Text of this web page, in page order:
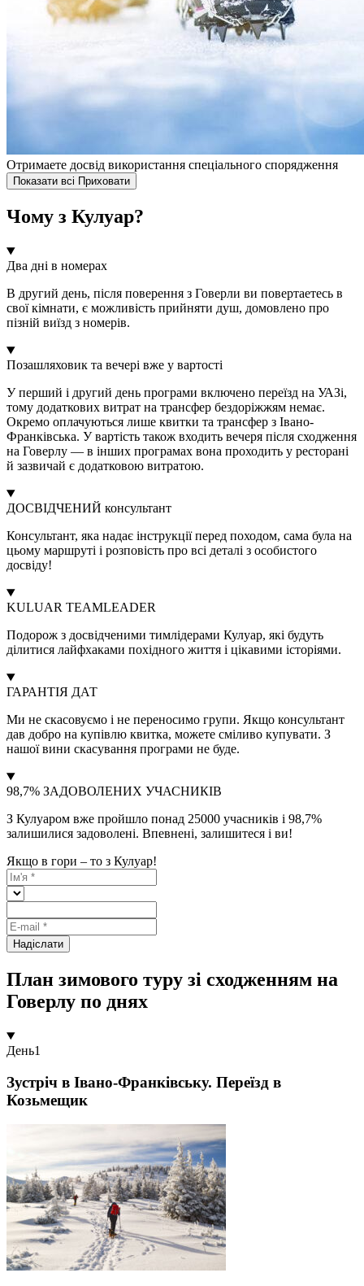
Отримаете досвід використання спеціального спорядження
Показати всі Приховати
Чому з Кулуар?
Два дні в номерах
В другий день, після поверення з Говерли ви повертаетесь в
свої кімнати, є можливість прийняти душ, домовлено про
пізній виїзд з номерів.
Позашляховик та вечері вже у вартості
У перший і другий день програми включено переїзд на УАЗі,
тому додаткових витрат на трансфер бездоріжжям немає.
Окремо оплачуються лише квитки та трансфер з Івано-
Франківська. У вартість також входить вечеря після сходження
на Говерлу — в інших програмах вона проходить у ресторані
й зазвичай є додатковою витратою.
ДОСВІДЧЕНИЙ консультант
Консультант, яка надає інструкції перед походом, сама була на
цьому маршруті і розповість про всі деталі з особистого
досвіду!
KULUAR TEAMLEADER
Подорож з досвідченими тимлідерами Кулуар, які будуть
ділитися лайфхаками похідного життя і цікавими історіями.
ГАРАНТІЯ ДАТ
Ми не скасовуємо і не переносимо групи. Якщо консультант
дав добро на купівлю квитка, можете сміливо купувати. З
нашої вини скасування програми не буде.
98,7% ЗАДОВОЛЕНИХ УЧАСНИКІВ
З Кулуаром вже пройшло понад 25000 учасників і 98,7%
залишилися задоволені. Впевнені, залишитеся і ви!
Якщо в гори – то з Кулуар!
Надіслати
План зимового туру зі сходженням на
Говерлу по днях
День1
Зустріч в Івано-Франківську. Переїзд в
Козьмещик